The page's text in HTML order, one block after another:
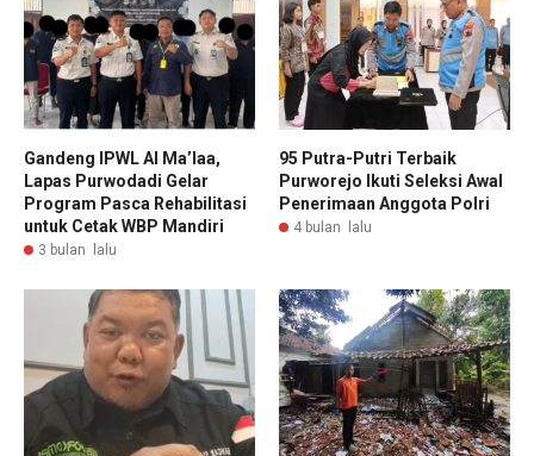
Gandeng IPWL Al Ma’laa,
Lapas Purwodadi Gelar
Program Pasca Rehabilitasi
untuk Cetak WBP Mandiri
3 bulan lalu
95 Putra-Putri Terbaik
Purworejo Ikuti Seleksi Awal
Penerimaan Anggota Polri
4 bulan lalu